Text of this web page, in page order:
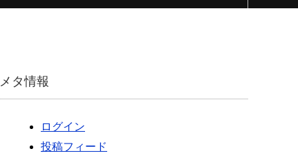
メタ情報
ログイン
投稿フィード